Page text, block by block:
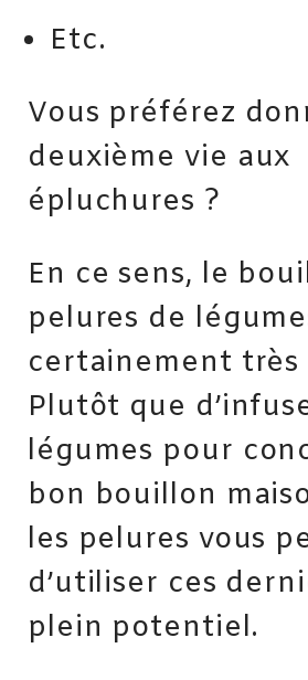
Etc.
Vous préférez
deuxième vie aux
épluchures ?
En ce sens, le
pelures de
certainement très
Plutôt que
légumes pour
bon bouillon
les pelures vous
d’utiliser ces
plein potentiel.